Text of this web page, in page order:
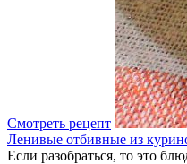
Смотреть рецепт
Ленивые отбивные из
Если разобраться, то это